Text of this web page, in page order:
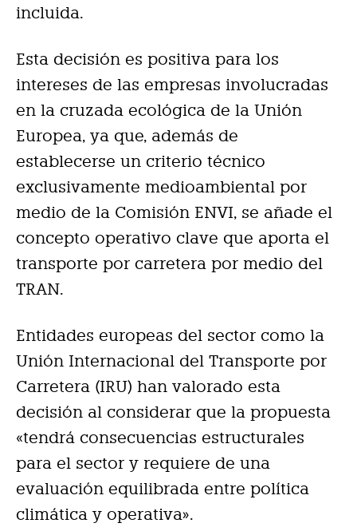
incluida.
Esta decisión es positiva para los
intereses de las empresas involucradas
en la cruzada ecológica de la Unión
Europea, ya que, además de
establecerse un criterio técnico
exclusivamente medioambiental por
medio de la Comisión ENVI, se añade el
concepto operativo clave que aporta el
transporte por carretera por medio del
TRAN.
Entidades europeas del sector como la
Unión Internacional del Transporte por
Carretera (IRU) han valorado esta
decisión al considerar que la propuesta
«tendrá consecuencias estructurales
para el sector y requiere de una
evaluación equilibrada entre política
climática y operativa».